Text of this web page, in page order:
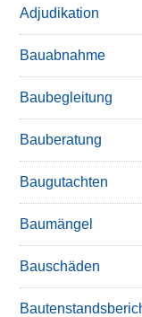
Adjudikation
Bauabnahme
Baubegleitung
Bauberatung
Baugutachten
Baumängel
Bauschäden